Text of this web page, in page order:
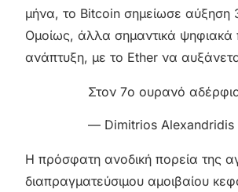
μήνα, το Bitcoin σημείωσε αύξηση
Ομοίως, άλλα σημαντικά ψηφιακά
ανάπτυξη, με το Ether να
Στον 7ο ουρανό
— Dimitrios Alexandridis
Η πρόσφατη ανοδική πορεία της
διαπραγματεύσιμου αμοιβαίου